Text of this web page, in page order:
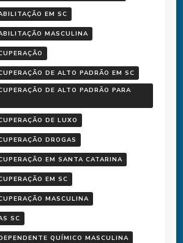
EM SC
MASCULINA
DE ALTO PADRÃO EM SC
DE ALTO PADRÃO PARA
DE LUXO
DROGAS
EM SANTA CATARINA
EM SC
MASCULINA
SC
QUÍMICO MASCULINA